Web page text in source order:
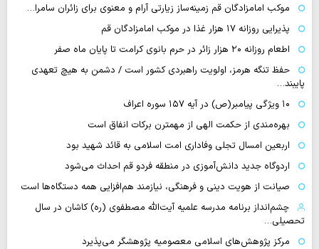
موکب امامزادگان قم زمینه‌ساز زیارتی آرام و معنوی برای زائران سامرا…
پذیرایی روزانه ۱۷ هزار غذا در موکب امامزادگان قم
اطعام روزانه ۲۰ هزار زائر در حرم بانوی کرامت تا پایان ماه صفر
حفظ تنگه هرمز، اولویت راهبردی کشور است / دشمن به هیچ تعهدی
پایبند…
۱۰ ویژگی پیامبر(ص) در آیه ۱۵۷ سوره اعراف
بهره‌مندی از حکمت الهی از مهمترن برکات انفاق است
اربعین امسال تجلی وفاداری امت اسلامی به قائد شهید بود
اردوگاه جدید دانش‌آموزی در منطقه فردو قم احداث می‌شود
صیانت از هویت دینی و فرهنگی، نیازمند هم‌افزایی همه دستگاه‌ها است
چشم‌انداز برنامه مدرسه علمیه آیت‌الله مصطفوی (ره) کاشان در سال
تحصیلی…
مرکز پژوهش‌های اسلامی معصومیه پژوهشگر می‌پذیرد